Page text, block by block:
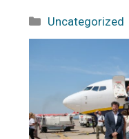
Uncategorized